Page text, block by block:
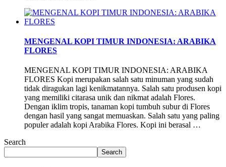
MENGENAL KOPI TIMUR INDONESIA: ARABIKA
FLORES
MENGENAL KOPI TIMUR INDONESIA: ARABIKA
FLORES Kopi merupakan salah satu minuman yang sudah
tidak diragukan lagi kenikmatannya. Salah satu produsen kopi
yang memiliki citarasa unik dan nikmat adalah Flores.
Dengan iklim tropis, tanaman kopi tumbuh subur di Flores
dengan hasil yang sangat memuaskan. Salah satu yang paling
populer adalah kopi Arabika Flores. Kopi ini berasal …
Search
Search